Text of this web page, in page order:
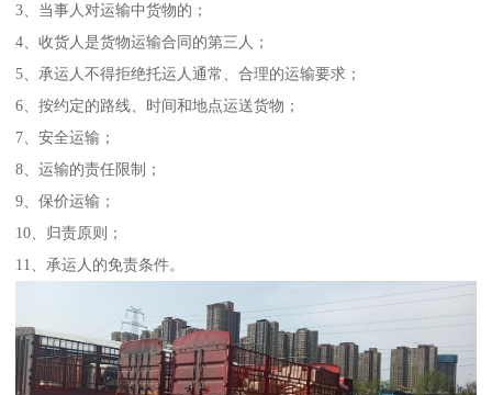
3、当事人对运输中货物的；
4、收货人是货物运输合同的第三人；
5、承运人不得拒绝托运人通常、合理的运输要求；
6、按约定的路线、时间和地点运送货物；
7、安全运输；
8、运输的责任限制；
9、保价运输；
10、归责原则；
11、承运人的免责条件。